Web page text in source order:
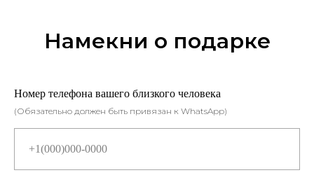
Намекни о подарке
Номер телефона вашего близкого человека
(Обязательно должен быть привязан к WhatsApp)